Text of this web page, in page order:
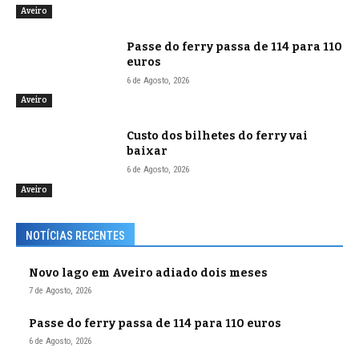
Aveiro
Aveiro
Passe do ferry passa de 114 para 110
euros
6 de Agosto, 2026
Aveiro
Custo dos bilhetes do ferry vai
baixar
6 de Agosto, 2026
NOTÍCIAS RECENTES
Novo lago em Aveiro adiado dois meses
7 de Agosto, 2026
Passe do ferry passa de 114 para 110 euros
6 de Agosto, 2026